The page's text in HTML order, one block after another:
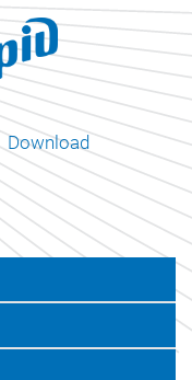
Download